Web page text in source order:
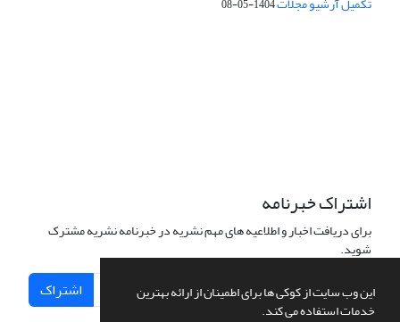
این وب سایت از کوکی ها برای اطمینان از ارائه بهترین
خدمات استفاده می کند.
اشتراک خبرنامه
برای دریافت اخبار و اطلاعیه های مهم نشریه در خبرنامه نشریه مشترک
شوید.
اشتراک